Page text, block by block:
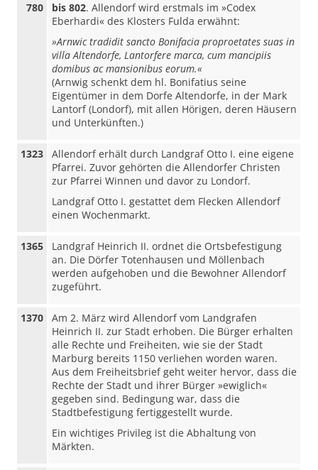
780 bis 802. Allendorf wird erstmals im »Codex
Eberhardi« des Klosters Fulda erwähnt:
»Arnwic tradidit sancto Bonifacia proproetates suas in
villa Altendorfe, Lantorfere marca, cum mancipiis
domibus ac mansionibus eorum.«
(Arnwig schenkt dem hl. Bonifatius seine
Eigentümer in dem Dorfe Altendorfe, in der Mark
Lantorf (Londorf), mit allen Hörigen, deren Häusern
und Unterkünften.)
1323
Allendorf erhält durch Landgraf Otto I. eine eigene
Pfarrei. Zuvor gehörten die Allendorfer Christen
zur Pfarrei Winnen und davor zu Londorf.
Landgraf Otto I. gestattet dem Flecken Allendorf
einen Wochenmarkt.
1365
Landgraf Heinrich II. ordnet die Ortsbefestigung
an. Die Dörfer Totenhausen und Möllenbach
werden aufgehoben und die Bewohner Allendorf
zugeführt.
1370
Am 2. März wird Allendorf vom Landgrafen
Heinrich II. zur Stadt erhoben. Die Bürger erhalten
alle Rechte und Freiheiten, wie sie der Stadt
Marburg bereits 1150 verliehen worden waren.
Aus dem Freiheitsbrief geht weiter hervor, dass die
Rechte der Stadt und ihrer Bürger »ewiglich«
gegeben sind. Bedingung war, dass die
Stadtbefestigung fertiggestellt wurde.
Ein wichtiges Privileg ist die Abhaltung von
Märkten.